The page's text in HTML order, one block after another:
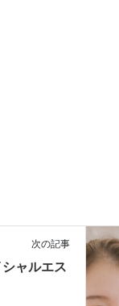
次の記事
ャルエス